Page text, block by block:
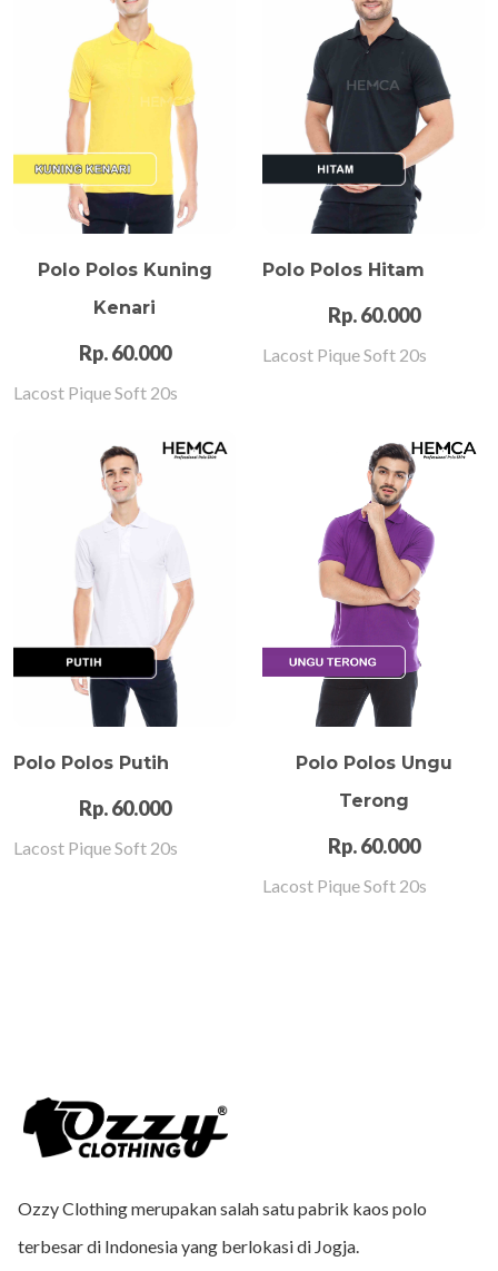
Polo Polos Kuning
Kenari
Rp. 60.000
Lacost Pique Soft 20s
Polo Polos Hitam
Rp. 60.000
Lacost Pique Soft 20s
Polo Polos Putih
Rp. 60.000
Lacost Pique Soft 20s
Polo Polos Ungu
Terong
Rp. 60.000
Lacost Pique Soft 20s
Ozzy Clothing merupakan salah satu pabrik kaos polo
terbesar di Indonesia yang berlokasi di Jogja.